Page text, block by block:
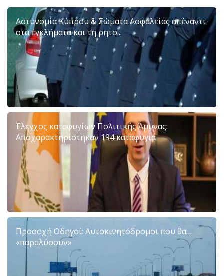
Αστυνομία Κύπρου & Σώματα Ασφαλείας απέναντι
στα εγκλήματα και τη ρητο...
Έλεγχος καταφυγίων Πολιτικής Άμυνας:
Αποχαρακτηρίστηκαν 194 καταφύγια
Προσοχή Οδηγοί: Αυτοκινητόδρομοι που θα…
«παραλύσουν»